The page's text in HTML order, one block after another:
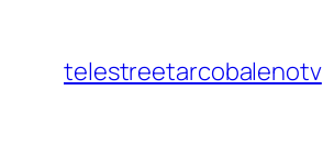
telestreetarcobalenotv